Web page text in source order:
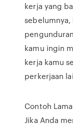
kerja yang
kamu ingin
kerja kamu
perkerjaan
Contoh
Jika Anda